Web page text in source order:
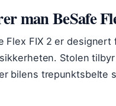
man BeSafe
Flex FIX 2 er
Stolen
bilens trepunktsbelte